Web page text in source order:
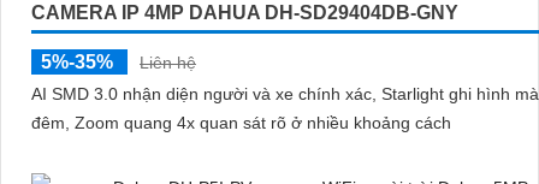
CAMERA IP 4MP DAHUA DH-SD29404DB-GNY
5%-35%
Liên hệ
AI SMD 3.0 nhận diện người và xe chính xác, Starlight ghi hình
đêm, Zoom quang 4x quan sát rõ ở nhiều khoảng cách